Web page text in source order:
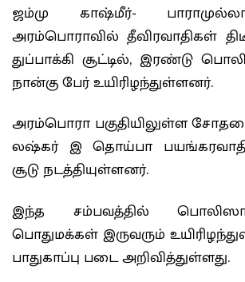
ஜம்மு காஷ்மீர்-
அரம்பொராவில் தீவிரவாதிகள்
துப்பாக்கி சூட்டில், இரண்டு
நான்கு பேர் உயிரிழந்துள்ளனர்.
அரம்பொரா பகுதியிலுள்ள
லஷ்கர் இ தொய்பா
சூடு நடத்தியுள்ளனர்.
இந்த சம்பவத்தில்
பொதுமக்கள் இருவரும்
பாதுகாப்பு படை அறிவித்துள்ளது.